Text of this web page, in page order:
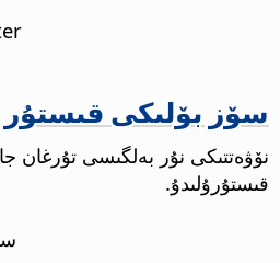
سۆز بۆلىكى قىستۇر
نۆۋەتتىكى نۇر بەلگىسى تۇرغان
قىستۇرۇلىدۇ.